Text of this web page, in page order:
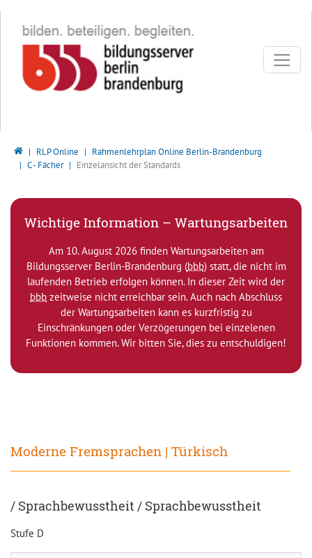
Bildungsserver Berlin - Brandenburg
RLP Online
Rahmenlehrplan Online Berlin-Brandenburg
C - Fächer
Einzelansicht der Standards
Wichtige Information – Wartungsarbeiten
Am 10. August 2026 finden Wartungsarbeiten am
Bildungsserver Berlin-Brandenburg (bbb) statt, die nicht im
laufenden Betrieb erfolgen können. In dieser Zeit wird der
bbb zeitweise nicht erreichbar sein. Auch nach Abschluss
der Wartungsarbeiten kann es kurzfristig zu
Einschränkungen oder Verzögerungen bei einzelenen
Funktionen kommen. Wir bitten Sie, dies zu entschuldigen!
Moderne Fremsprachen | Türkisch
/ Sprachbewusstheit / Sprachbewusstheit
Stufe D